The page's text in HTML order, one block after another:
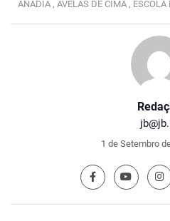
1 de Setembro
ANADIA , AVELÃS DE CIMA , ESCOLA